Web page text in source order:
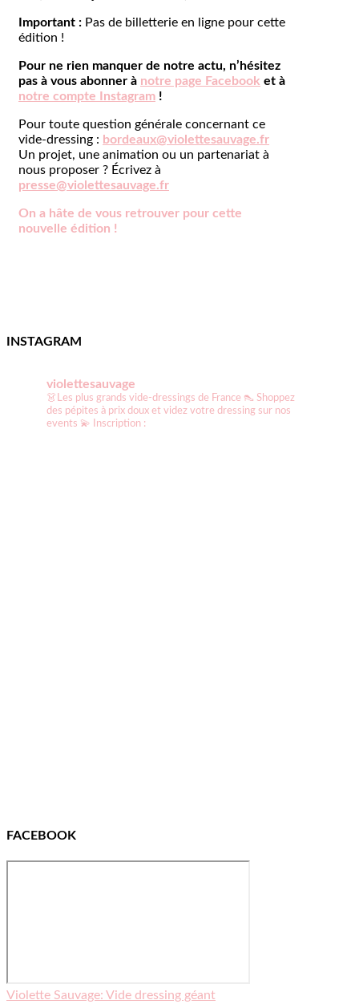
Important : Pas de billetterie en ligne pour cette
édition !
Pour ne rien manquer de notre actu, n’hésitez
pas à vous abonner à notre page Facebook et à
notre compte Instagram !
Pour toute question générale concernant ce
vide-dressing : bordeaux@violettesauvage.fr
Un projet, une animation ou un partenariat à
nous proposer ? Écrivez à
presse@violettesauvage.fr
On a hâte de vous retrouver pour cette
nouvelle édition !
INSTAGRAM
violettesauvage
👗Les plus grands vide-dressings de France 👠 Shoppez
des pépites à prix doux et videz votre dressing sur nos
events 💫 Inscription :
FACEBOOK
Violette Sauvage: Vide dressing géant